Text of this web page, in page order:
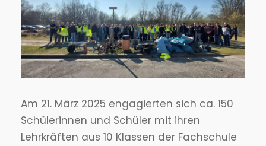
Am 21. März 2025 engagierten sich ca. 150
Schülerinnen und Schüler mit ihren
Lehrkräften aus 10 Klassen der Fachschule